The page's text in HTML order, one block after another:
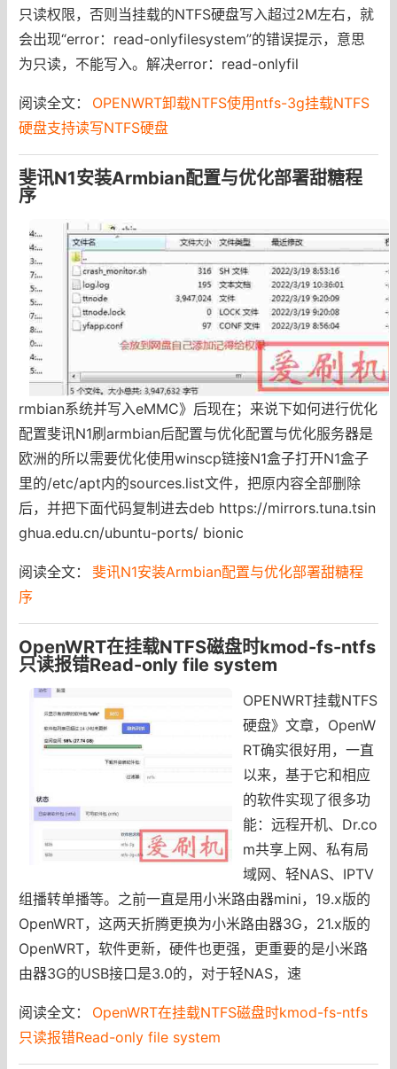
只读权限，否则当挂载的NTFS硬盘写入超过2M左右，就
会出现“error：read-onlyfilesystem”的错误提示，意思
为只读，不能写入。解决error：read-onlyfil
阅读全文：
OPENWRT卸载NTFS使用ntfs-3g挂载NTFS
硬盘支持读写NTFS硬盘
斐讯N1安装Armbian配置与优化部署甜糖程
序
rmbian系统并写入eMMC》后现在；来说下如何进行优化
配置斐讯N1刷armbian后配置与优化配置与优化服务器是
欧洲的所以需要优化使用winscp链接N1盒子打开N1盒子
里的/etc/apt内的sources.list文件，把原内容全部删除
后，并把下面代码复制进去deb https://mirrors.tuna.tsin
ghua.edu.cn/ubuntu-ports/ bionic
阅读全文：
斐讯N1安装Armbian配置与优化部署甜糖程
序
OpenWRT在挂载NTFS磁盘时kmod-fs-ntfs
只读报错Read-only file system
OPENWRT挂载NTFS
硬盘》文章，OpenW
RT确实很好用，一直
以来，基于它和相应
的软件实现了很多功
能：远程开机、Dr.co
m共享上网、私有局
域网、轻NAS、IPTV
组播转单播等。之前一直是用小米路由器mini，19.x版的
OpenWRT，这两天折腾更换为小米路由器3G，21.x版的
OpenWRT，软件更新，硬件也更强，更重要的是小米路
由器3G的USB接口是3.0的，对于轻NAS，速
阅读全文：
OpenWRT在挂载NTFS磁盘时kmod-fs-ntfs
只读报错Read-only file system